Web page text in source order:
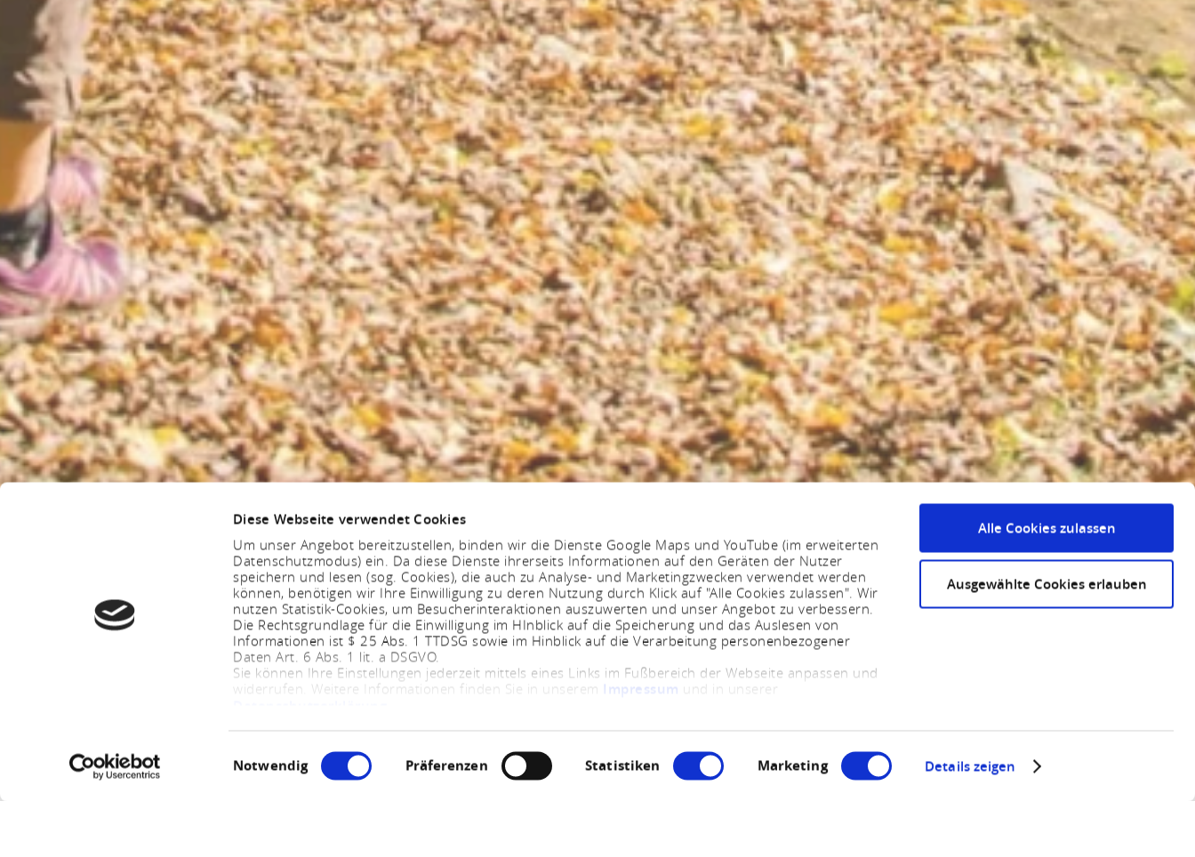
Diese Webseite verwendet Cookies
Um unser Angebot bereitzustellen, binden wir die Dienste Google Maps und YouTube (im erweiterten
Datenschutzmodus) ein. Da diese Dienste ihrerseits Informationen auf den Geräten der Nutzer
speichern und lesen (sog. Cookies), die auch zu Analyse- und Marketingzwecken verwendet werden
können, benötigen wir Ihre Einwilligung zu deren Nutzung durch Klick auf "Alle Cookies zulassen". Wir
nutzen Statistik-Cookies, um Besucherinteraktionen auszuwerten und unser Angebot zu verbessern.
Die Rechtsgrundlage für die Einwilligung im HInblick auf die Speicherung und das Auslesen von
Informationen ist $ 25 Abs. 1 TTDSG sowie im Hinblick auf die Verarbeitung personenbezogener
Daten Art. 6 Abs. 1 lit. a DSGVO.
Sie können Ihre Einstellungen jederzeit mittels eines Links im Fußbereich der Webseite anpassen und
widerrufen. Weitere Informationen finden Sie in unserem Impressum und in unserer
Einwilligungsauswahl
Notwendig Präferenzen Statistiken Marketing Details zeigen
Alle Cookies zulassen
Ausgewählte Cookies erlauben